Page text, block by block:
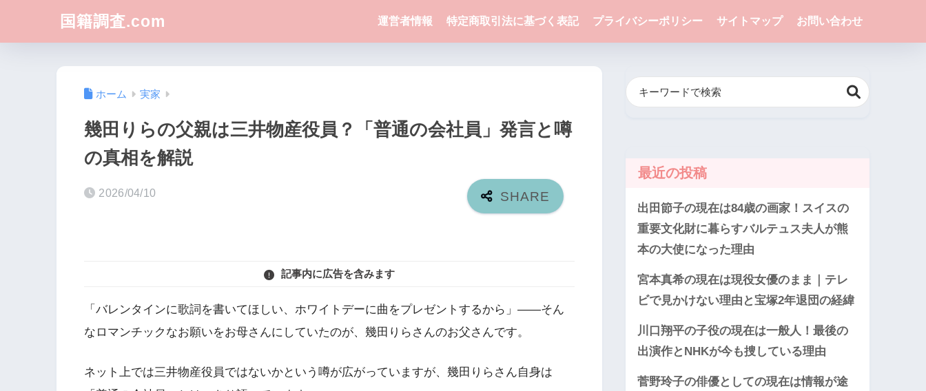
国籍調査.com 運営者情報 特定商取引法に基づく表記 プライバシーポリシー サイトマップ お問い合わせ
ホーム 実家
幾田りらの父親は三井物産役員？「普通の会社員」発言と噂
の真相を解説
2026/04/10
記事内に広告を含みます
「バレンタインに歌詞を書いてほしい、ホワイトデーに曲をプレゼントするから」——そん
なロマンチックなお願いをお母さんにしていたのが、幾田りらさんのお父さんです。
ネット上では三井物産役員ではないかという噂が広がっていますが、幾田りらさん自身は
最近の投稿
出田節子の現在は84歳の画家！スイスの
重要文化財に暮らすバルテュス夫人が熊
本の大使になった理由
宮本真希の現在は現役女優のまま｜テレ
ビで見かけない理由と宝塚2年退団の経緯
川口翔平の子役の現在は一般人！最後の
出演作とNHKが今も捜している理由
菅野玲子の俳優としての現在は情報が途